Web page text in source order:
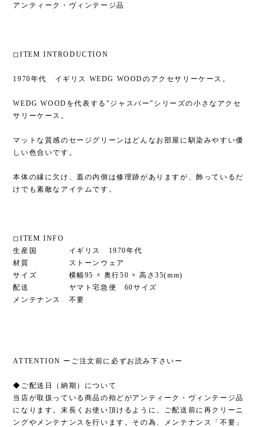
アンティーク・ヴィンテージ品
◻︎ITEM INTRODUCTION
1970年代 イギリス WEDG WOODのアクセサリーケース。
WEDG WOODを代表する"ジャスパー”シリーズの小さなアクセ
サリーケース。
マットな質感のセージグリーンはどんなお部屋に馴染みやすい優
しい色合いです。
本体の縁に欠け、蓋の内側は修理跡がありますが、飾っているだ
けでも素敵なアイテムです。
◻︎ITEM INFO
生産国 イギリス 1970年代
材質 ストーンウェア
サイズ 横幅95 × 奥行50 × 高さ35(mm)
配送 ヤマト宅急便 60サイズ
メンテナンス 不要
ATTENTION ーご注文前に必ずお読み下さいー
◆ご配送日（納期）について
当店が取扱っている商品の殆どがアンティーク・ヴィンテージ品
になります。末長くお使い頂けるように、ご配送前に再クリーニ
ングやメンテナンスを行います。その為、メンテナンス「不要」